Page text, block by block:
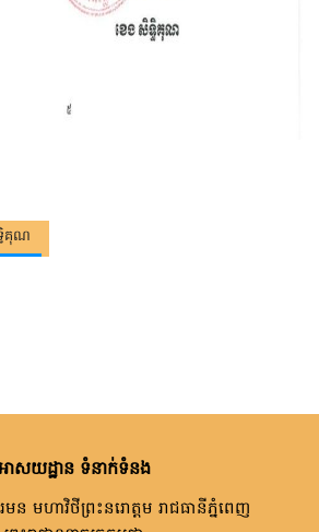
ធិគុណ
ាសយដ្ឋាន ទំនាក់ទំនង
រមន មហាវិថីព្រះនរោត្តម រាជធានីភ្នំពេញ